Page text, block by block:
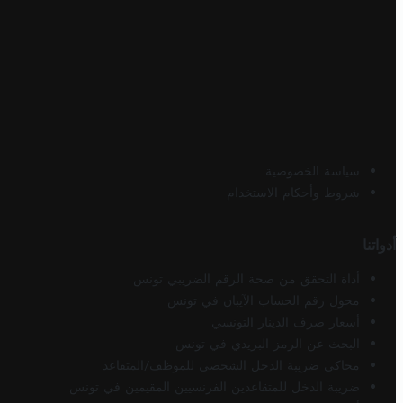
سياسة الخصوصية
شروط وأحكام الاستخدام
أدواتنا
أداة التحقق من صحة الرقم الضريبي تونس
محول رقم الحساب الآيبان في تونس
أسعار صرف الدينار التونسي
البحث عن الرمز البريدي في تونس
محاكي ضريبة الدخل الشخصي للموظف/المتقاعد
ضريبة الدخل للمتقاعدين الفرنسيين المقيمين في تونس